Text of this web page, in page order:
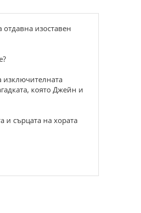
изоставен
изключителната
която Джейн и
и сърцата на хората